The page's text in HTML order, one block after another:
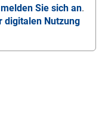
melden Sie sich an.
digitalen Nutzung